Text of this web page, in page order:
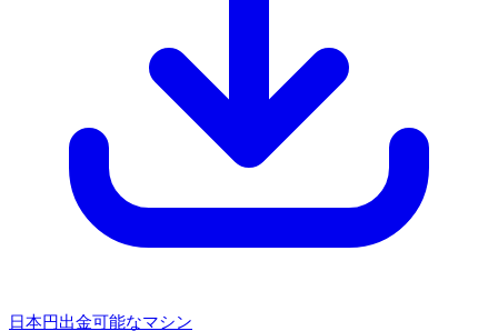
日本円出金可能なマシン